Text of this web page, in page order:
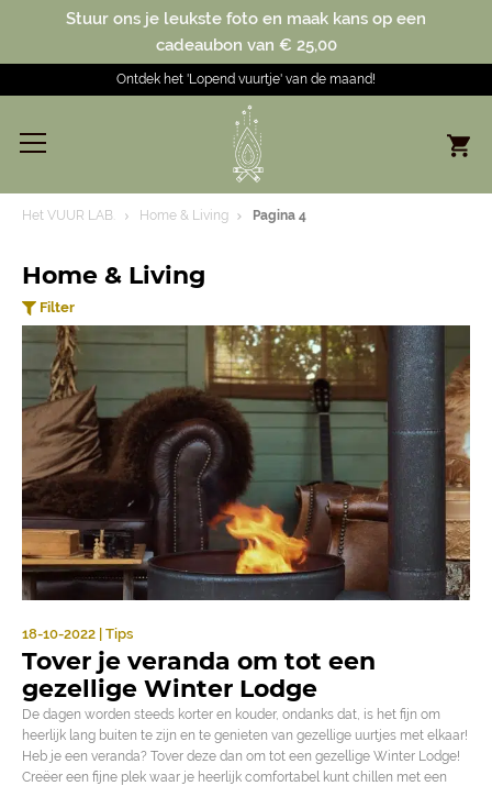
Stuur ons je leukste foto en maak kans op een
cadeaubon van € 25,00
Ontdek het 'Lopend vuurtje' van de maand!
Het VUUR LAB. Home & Living Pagina 4
Home & Living
Filter
18-10-2022 | Tips
Tover je veranda om tot een
gezellige Winter Lodge
De dagen worden steeds korter en kouder, ondanks dat, is het fijn om
heerlijk lang buiten te zijn en te genieten van gezellige uurtjes met elkaar!
Heb je een veranda? Tover deze dan om tot een gezellige Winter Lodge!
Creëer een fijne plek waar je heerlijk comfortabel kunt chillen met een